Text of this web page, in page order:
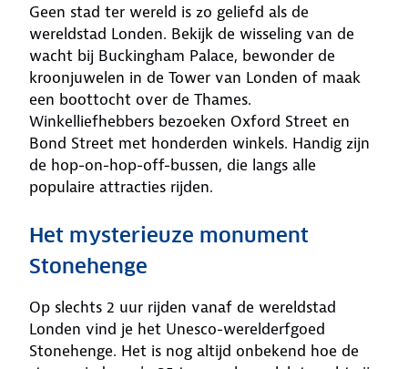
Geen stad ter wereld is zo geliefd als de
wereldstad Londen. Bekijk de wisseling van de
wacht bij Buckingham Palace, bewonder de
kroonjuwelen in de Tower van Londen of maak
een boottocht over de Thames.
Winkelliefhebbers bezoeken Oxford Street en
Bond Street met honderden winkels. Handig zijn
de hop-on-hop-off-bussen, die langs alle
populaire attracties rijden.
Het mysterieuze monument
Stonehenge
Op slechts 2 uur rijden vanaf de wereldstad
Londen vind je het Unesco-werelderfgoed
Stonehenge. Het is nog altijd onbekend hoe de